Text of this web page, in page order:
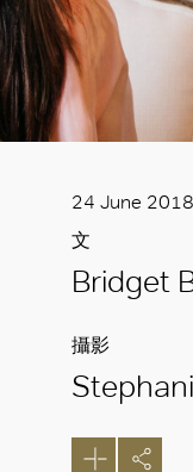
24 June 2018
文
Bridget
攝影